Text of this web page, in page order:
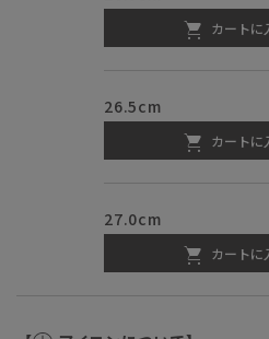
カートに
26.5cm
カートに
27.0cm
カートに